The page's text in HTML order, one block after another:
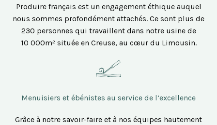
Produire français est un engagement éthique auquel
nous sommes profondément attachés. Ce sont plus de
230 personnes qui travaillent dans notre usine de
10 000m² située en Creuse, au cœur du Limousin.
Menuisiers et ébénistes au service de l’excellence
Grâce à notre savoir-faire et à nos équipes hautement